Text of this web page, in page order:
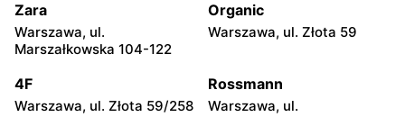
Grene
Łęczyca, ul. Borki 76c
Grene
Grene Grene
Zara
Warszawa, ul.
Marszałkowska 104-122
Organic
Warszawa, ul. Złota 59
4F
Warszawa, ul. Złota 59/258
Rossmann
Warszawa, ul.